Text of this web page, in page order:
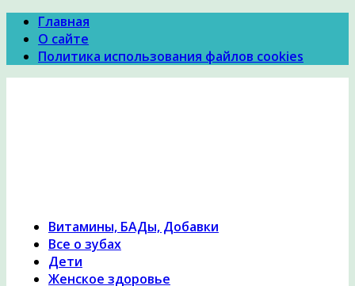
Главная
О сайте
Политика использования файлов cookies
Витамины, БАДы, Добавки
Все о зубах
Дети
Женское здоровье